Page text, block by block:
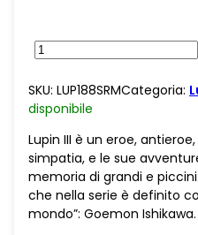
Tela
Color
Goemon
quantità
SKU: LUP188SRMCategoria:
disponibile
Lupin III è un eroe,
simpatia, e le sue
memoria di grandi e
che nella serie è definito
mondo”: Goemon Ishikawa.